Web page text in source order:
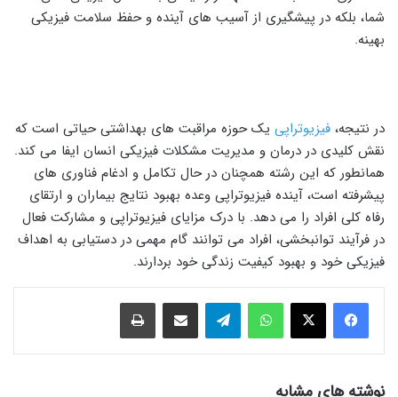
شما، بلکه در پیشگیری از آسیب های آینده و حفظ سلامت فیزیکی
بهینه.
در نتیجه، فیزیوتراپی یک حوزه مراقبت های بهداشتی حیاتی است که
نقش کلیدی در درمان و مدیریت مشکلات فیزیکی انسان ایفا می کند.
همانطور که این رشته همچنان در حال تکامل و ادغام فناوری های
پیشرفته است، آینده فیزیوتراپی وعده بهبود نتایج بیماران و ارتقای
رفاه کلی افراد را می دهد. با درک مزایای فیزیوتراپی و مشارکت فعال
در فرآیند توانبخشی، افراد می توانند گام مهمی در دستیابی به اهداف
فیزیکی خود و بهبود کیفیت زندگی خود بردارند.
نوشته های مشابه